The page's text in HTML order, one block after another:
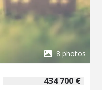
8 photos
434 700 €